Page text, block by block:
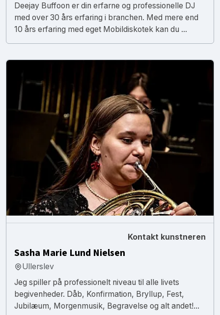
Deejay Buffoon er din erfarne og professionelle DJ
med over 30 års erfaring i branchen. Med mere end
10 års erfaring med eget Mobildiskotek kan du ...
Kontakt kunstneren
Sasha Marie Lund Nielsen
Ullerslev
Jeg spiller på professionelt niveau til alle livets
begivenheder. Dåb, Konfirmation, Bryllup, Fest,
Jubilæum, Morgenmusik, Begravelse og alt andet!...